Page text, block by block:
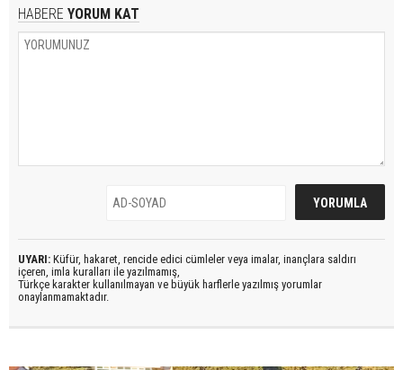
HABERE YORUM KAT
UYARI: Küfür, hakaret, rencide edici cümleler veya imalar, inançlara saldırı
içeren, imla kuralları ile yazılmamış,
Türkçe karakter kullanılmayan ve büyük harflerle yazılmış yorumlar
onaylanmamaktadır.